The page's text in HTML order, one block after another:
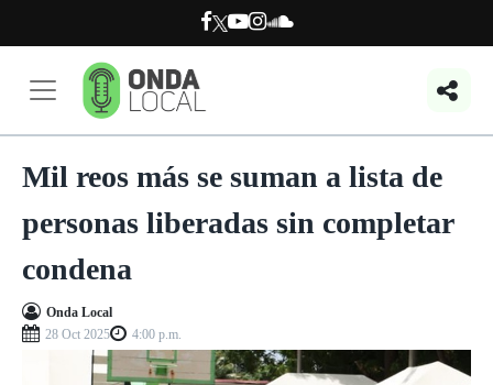
Mil reos más se suman a lista de
personas liberadas sin completar
condena
Onda Local
28 Oct 2025
4:00 p.m.